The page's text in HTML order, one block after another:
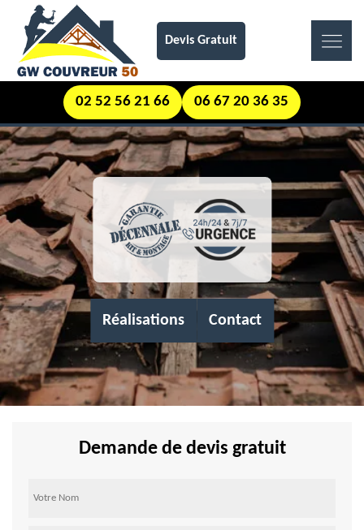
Devis Gratuit
02 52 56 21 66 06 67 20 36 35
Réalisations Contact
Demande de devis gratuit